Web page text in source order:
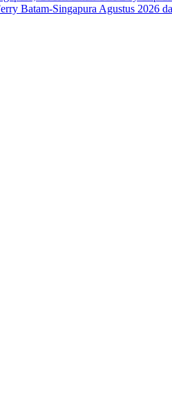
Batam-Singapura Agustus 2026